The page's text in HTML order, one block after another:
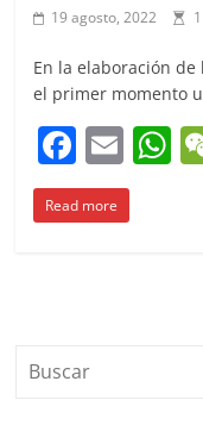
19 agosto, 2022
En la elaboración
el primer momento
F
a
c
o
E
m
ai
Read more